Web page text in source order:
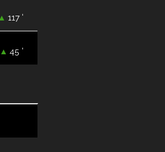
117 '
45 '